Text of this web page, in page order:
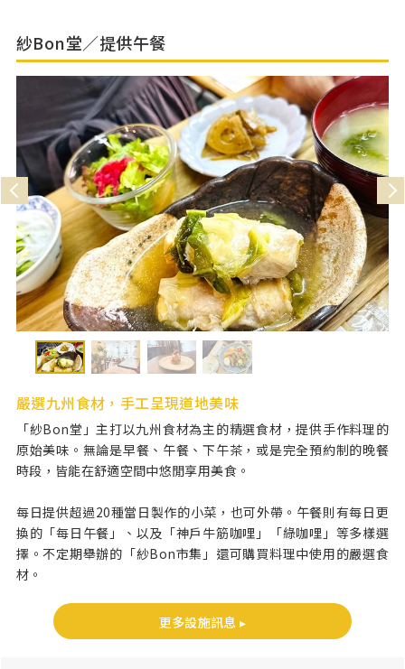
停車場
無※附近有投幣式停車場
紗Bon堂／提供午餐
嚴選九州食材，手工呈現道地美味
「紗Bon堂」主打以九州食材為主的精選食材，提供手作料理的
原始美味。無論是早餐、午餐、下午茶，或是完全預約制的晚餐
時段，皆能在舒適空間中悠閒享用美食。
每日提供超過20種當日製作的小菜，也可外帶。午餐則有每日更
換的「每日午餐」、以及「神戶牛筋咖哩」「綠咖哩」等多樣選
擇。不定期舉辦的「紗Bon市集」還可購買料理中使用的嚴選食
材。
更多設施訊息 ▸